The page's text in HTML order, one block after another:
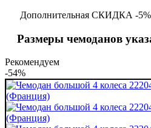
Дополнительная СКИДКА -5%
Размеры чемоданов
Рекомендуем
-54%